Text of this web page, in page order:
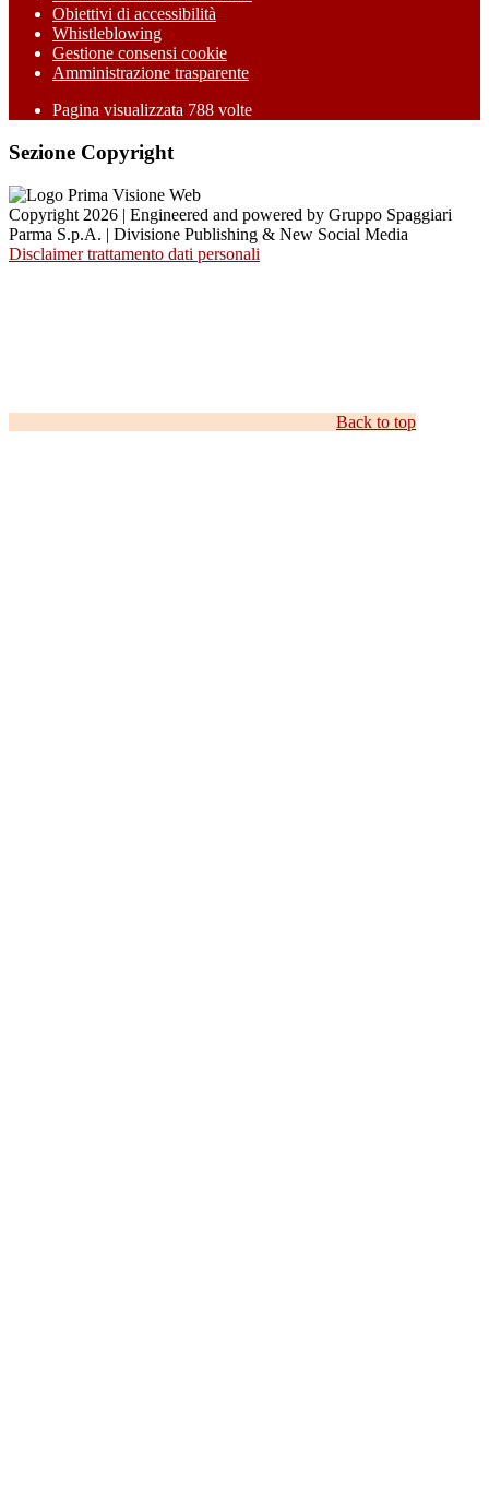
Obiettivi di accessibilità
Whistleblowing
Gestione consensi cookie
Amministrazione trasparente
Pagina visualizzata 788 volte
Sezione Copyright
Copyright 2026 | Engineered and powered by Gruppo Spaggiari
Parma S.p.A. | Divisione Publishing & New Social Media
Disclaimer trattamento dati personali
Back to top